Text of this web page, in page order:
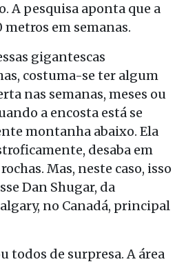
A pesquisa aponta que a
em semanas.
gigantescas
costuma-se ter algum
nas semanas, meses ou
a encosta está se
montanha abaixo. Ela
desaba em
Mas, neste caso, isso
Dan Shugar, da
no Canadá, principal
todos de surpresa. A área